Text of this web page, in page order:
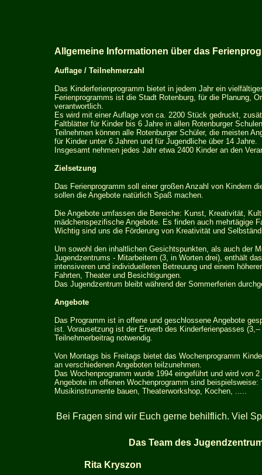
Allgemeine Informationen über das
Auflage / Teilnehmerzahl
Das Kinderferienprogramm bietet in jedem Jahr ein
Ferienprogramms ist die Stadt Rotenburg, für die Planung,
verantwortlich.
Es wird mit einer Auflage von ca. 2200 Stück gedruckt,
Faltblätter für Kinder bis 6 Jahre in allen Rotenburger
Teilnehmen können alle Rotenburger Schüler, die meisten
für Kinder unter 6 Jahren und für Jugendliche über 14 Jahre.
Insgesamt nehmen jedes Jahr etwa 2400 Kinder an den
Zielsetzung
Das Ferienprogramm soll einer großen Anzahl von Kindern
sollen die Angebote natürlich Spaß machen.
Die Angebote umfassen die Bereiche: Kunst, Kreativität,
mädchenspezifische Angebote. Es finden auch mehrtägige
Wichtig sind uns die Förderung von Kreativität und
Um sowohl den inhaltlichen Gesichtspunkten, als auch der
Jugendzentrums - Mitarbeitern (3, in Worten drei), enthält
intensiveren und individuelleren Betreuung und einem
Fahrten, Theater und Besichtigungen.
Das Jugendzentrum bleibt während der Sommerferien
Angebote
Das Programm ist in offene und geschlossene Angebote
ist. Vorausetzung ist der Erwerb des Kinderferienpasses
Teilnehmerbeitrag notwendig.
Von Montags bis Freitags bietet das Wochenprogramm
an verschiedenen Angeboten teilzunehmen.
Das Wochenprogramm wurde 1994 eingeführt und wird von
Angebote im offenen Wochenprogramm sind
Musikinstrumente bauen, Theaterworkshop, Kochen, .....
Bei Fragen sind wir Euch gerne behilflich. Viel
Das Team des
Rita Kryszon